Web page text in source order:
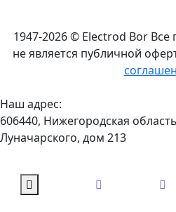
1947-2026 © Electrod Bor Все
не является публичной
Наш адрес:
606440, Нижегородская
Луначарского, дом 213